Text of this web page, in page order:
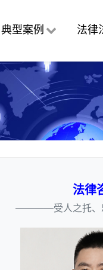
典型案例 法律
法律
————受人之托